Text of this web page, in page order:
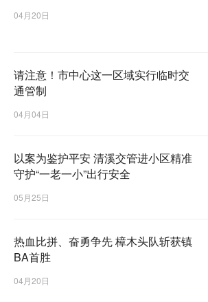
04月20日
请注意！市中心这一区域实行临时交
通管制
04月04日
以案为鉴护平安 清溪交管进小区精准
守护“一老一小”出行安全
05月25日
热血比拼、奋勇争先 樟木头队斩获镇
BA首胜
04月20日